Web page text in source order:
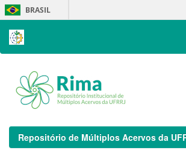
Skip
navigation
BRASIL
Repositório de Múltiplos Acervos da